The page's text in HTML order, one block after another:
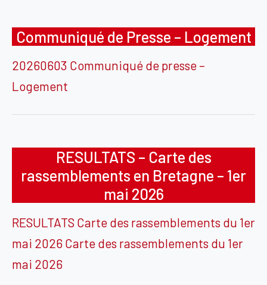
Communiqué de Presse – Logement
20260603 Communiqué de presse –
Logement
RESULTATS – Carte des
rassemblements en Bretagne – 1er
mai 2026
RESULTATS Carte des rassemblements du 1er
mai 2026 Carte des rassemblements du 1er
mai 2026